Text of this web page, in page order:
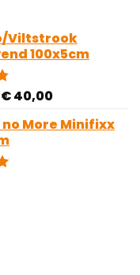
Viltstrook
100x5cm
€40,00Prijsklasse:
tot
More Minifixx